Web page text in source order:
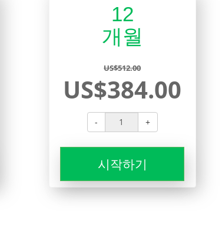
12
개월
US$512.00
US$384.00
- +
시작하기